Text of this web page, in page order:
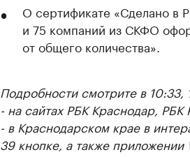
О сертификате «Сделано в
и 75 компаний из СКФО
от общего количества».
Подробности смотрите в 10:33,
- на сайтах РБК Краснодар, РБК
- в Краснодарском крае в
39 кнопке, а также приложении